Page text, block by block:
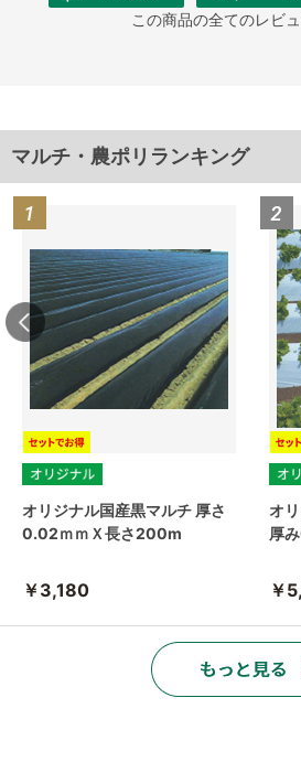
この商品の全てのレビ
マルチ・農ポリランキング
オリジナル国産黒マルチ 厚さ
0.02ｍｍＸ長さ200m
￥3,180
オ
厚
￥